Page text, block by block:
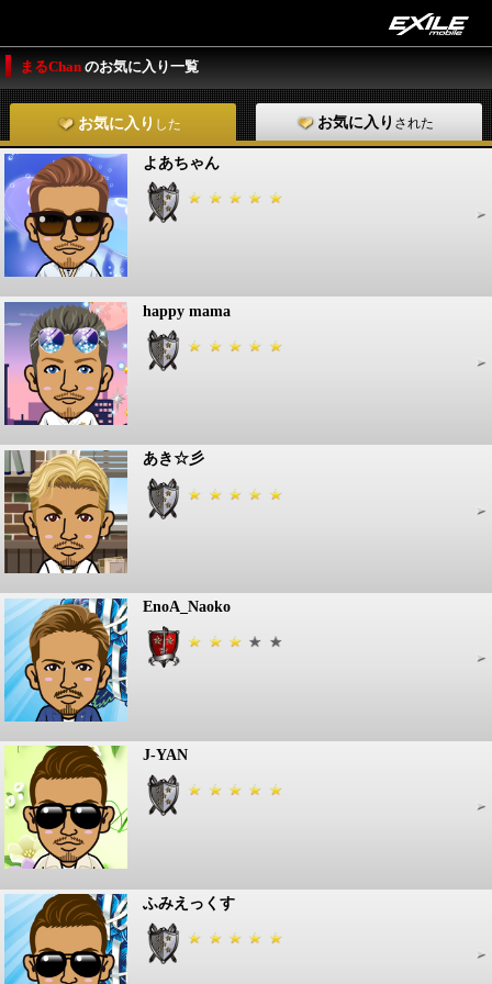
まるChan のお気に入り一覧
お気に入り した お気に入り された
よあちゃん
happy mama
あき☆彡
EnoA_Naoko
J-YAN
ふみえっくす